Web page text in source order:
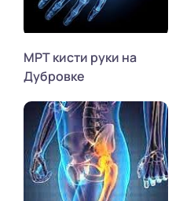
МРТ кисти руки на
Дубровке